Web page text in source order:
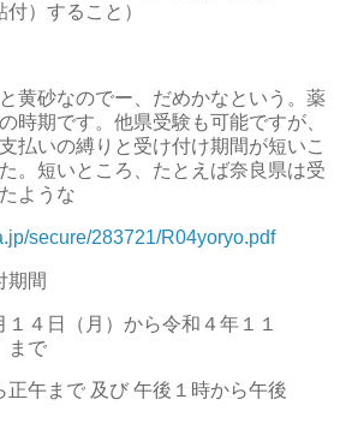
）すること）
黄砂なのでー、だめかなという。薬
時期です。他県受験も可能ですが、
払いの縛りと受け付け期間が短いこ
。短いところ、たとえば奈良県は受
ような
secure/283721/R04yoryo.pdf
期間
４日（月）から令和４年１１
まで
正午まで 及び 午後１時から午後